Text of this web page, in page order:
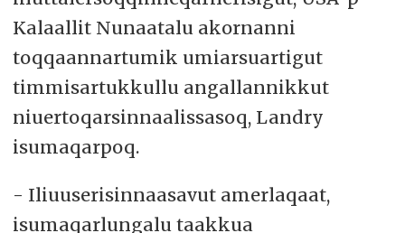
Kalaallit Nunaatalu akornanni
toqqaannartumik umiarsuartigut
timmisartukkullu angallannikkut
niuertoqarsinnaalissasoq, Landry
isumaqarpoq.
- Iliuuserisinnaasavut amerlaqaat,
isumaqarlungalu taakkua